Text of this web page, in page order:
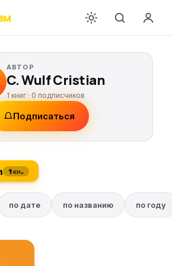
АВТОР
C. Wulf Cristian
1 книг · 0 подписчиков
Подписаться
1 кн.
по дате по названию по году